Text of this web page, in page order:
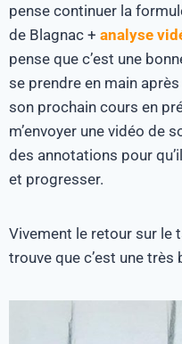
pense continuer la
de Blagnac + analyse
pense que c’est une
se prendre en main
son prochain cours en
m’envoyer une vidéo de
des annotations pour
et progresser.
Vivement le retour sur le
trouve que c’est une